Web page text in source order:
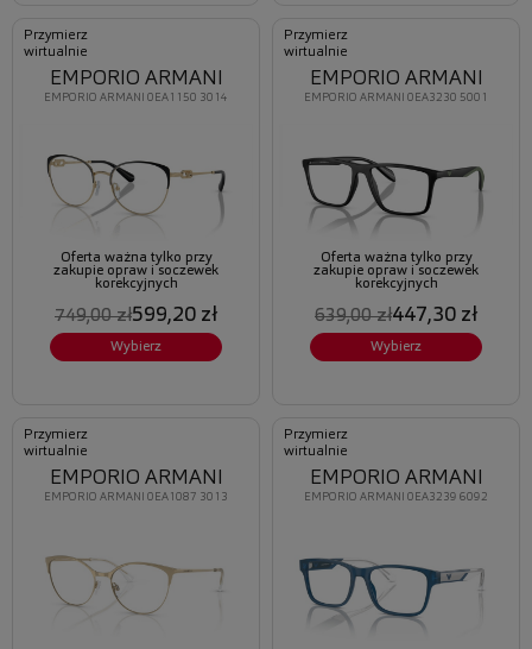
Przymierz
wirtualnie
EMPORIO ARMANI 0EA1150 3014
EMPORIO ARMANI
Oferta ważna tylko przy
zakupie opraw i soczewek
korekcyjnych
749,00 zł599,20 zł
Wybierz
Przymierz
wirtualnie
EMPORIO ARMANI 0EA3230 5001
EMPORIO ARMANI
Oferta ważna tylko przy
zakupie opraw i soczewek
korekcyjnych
639,00 zł447,30 zł
Wybierz
Przymierz
wirtualnie
EMPORIO ARMANI 0EA1087 3013
EMPORIO ARMANI
Przymierz
wirtualnie
EMPORIO ARMANI 0EA3239 6092
EMPORIO ARMANI